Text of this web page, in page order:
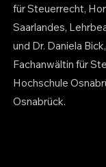
für Steuerrecht,
Saarlandes,
und Dr. Daniela
Fachanwältin für
Hochschule
Osnabrück.